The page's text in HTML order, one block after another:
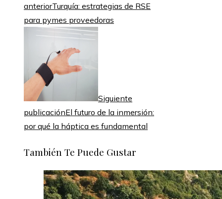
anteriorTurquía: estrategias de RSE
para pymes proveedoras
Siguiente
publicaciónEl futuro de la inmersión:
por qué la háptica es fundamental
También Te Puede Gustar